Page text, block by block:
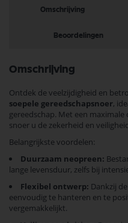
Omschrijving
Beoordelingen
Omschrijving
Ontdek de veelzijdigheid en
soepele gereedschapsnoer,
gereedschap. Met een maximale
snoer u de zekerheid en
Belangrijkste voordelen:
Duurzaam neopreen:
lange levensduur, zelfs bij
Flexibel ontwerp: Dankzij
eenvoudig te hanteren en te
vergemakkelijkt.